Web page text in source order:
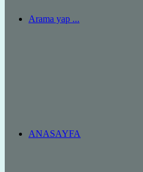
Arama yap ...
ANASAYFA